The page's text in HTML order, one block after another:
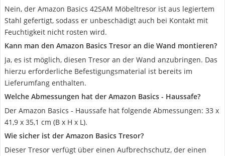
Nein, der Amazon Basics 42SAM Möbeltresor ist aus legiertem
Stahl gefertigt, sodass er unbeschädigt auch bei Kontakt mit
Feuchtigkeit nicht rosten wird.
Kann man den Amazon Basics Tresor an die Wand montieren?
Ja, es ist möglich, diesen Tresor an der Wand anzubringen. Das
hierzu erforderliche Befestigungsmaterial ist bereits im
Lieferumfang enthalten.
Welche Abmessungen hat der Amazon Basics - Haussafe?
Der Amazon Basics - Haussafe hat folgende Abmessungen: 33 x
41,9 x 35,1 cm (B x H x L).
Wie sicher ist der Amazon Basics Tresor?
Dieser Tresor verfügt über einen Aufbrechschutz, der einen